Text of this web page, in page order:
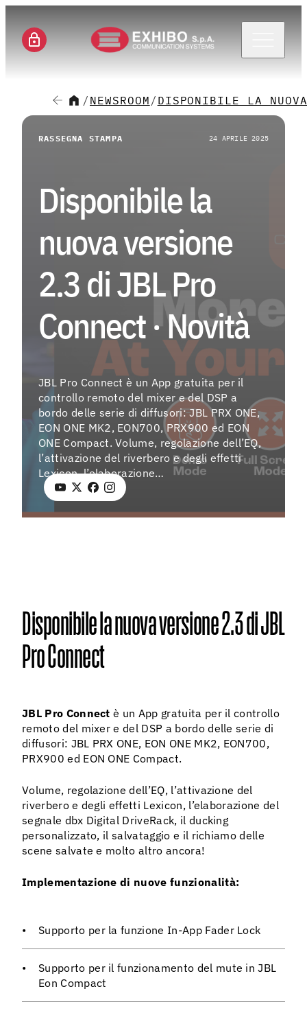
06
/ NEWSROOM / DISPONIBILE LA
RASSEGNA STAMPA 24 APRILE 2025
Disponibile la
nuova versione
2.3 di JBL Pro
Connect · Novità
JBL Pro Connect è un App gratuita per il
controllo remoto del mixer e del DSP a
bordo delle serie di diffusori: JBL PRX ONE,
EON ONE MK2, EON700, PRX900 ed EON
ONE Compact. Volume, regolazione dell’EQ,
l’attivazione del riverbero e degli effetti
Lexicon, l’elaborazione…
Disponibile la nuova versione 2.3 di JBL
Pro Connect
JBL Pro Connect è un App gratuita per il controllo
remoto del mixer e del DSP a bordo delle serie di
diffusori: JBL PRX ONE, EON ONE MK2, EON700,
PRX900 ed EON ONE Compact.
Volume, regolazione dell’EQ, l’attivazione del
riverbero e degli effetti Lexicon, l’elaborazione del
segnale dbx Digital DriveRack, il ducking
personalizzato, il salvataggio e il richiamo delle
scene salvate e molto altro ancora!
Implementazione di nuove funzionalità:
Supporto per la funzione In-App Fader Lock
Supporto per il funzionamento del mute in JBL
Eon Compact